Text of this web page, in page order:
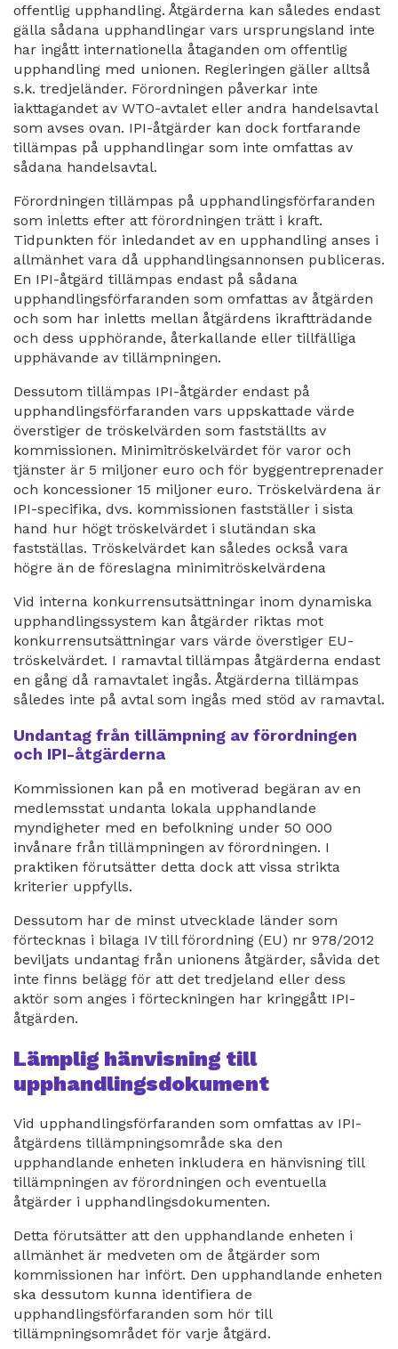
offentlig upphandling. Åtgärderna kan således endast
gälla sådana upphandlingar vars ursprungsland inte
har ingått internationella åtaganden om offentlig
upphandling med unionen. Regleringen gäller alltså
s.k. tredjeländer. Förordningen påverkar inte
iakttagandet av WTO-avtalet eller andra handelsavtal
som avses ovan. IPI-åtgärder kan dock fortfarande
tillämpas på upphandlingar som inte omfattas av
sådana handelsavtal.
Förordningen tillämpas på upphandlingsförfaranden
som inletts efter att förordningen trätt i kraft.
Tidpunkten för inledandet av en upphandling anses i
allmänhet vara då upphandlingsannonsen publiceras.
En IPI-åtgärd tillämpas endast på sådana
upphandlingsförfaranden som omfattas av åtgärden
och som har inletts mellan åtgärdens ikraftträdande
och dess upphörande, återkallande eller tillfälliga
upphävande av tillämpningen.
Dessutom tillämpas IPI-åtgärder endast på
upphandlingsförfaranden vars uppskattade värde
överstiger de tröskelvärden som fastställts av
kommissionen. Minimitröskelvärdet för varor och
tjänster är 5 miljoner euro och för byggentreprenader
och koncessioner 15 miljoner euro. Tröskelvärdena är
IPI-specifika, dvs. kommissionen fastställer i sista
hand hur högt tröskelvärdet i slutändan ska
fastställas. Tröskelvärdet kan således också vara
högre än de föreslagna minimitröskelvärdena
Vid interna konkurrensutsättningar inom dynamiska
upphandlingssystem kan åtgärder riktas mot
konkurrensutsättningar vars värde överstiger EU-
tröskelvärdet. I ramavtal tillämpas åtgärderna endast
en gång då ramavtalet ingås. Åtgärderna tillämpas
således inte på avtal som ingås med stöd av ramavtal.
Undantag från tillämpning av förordningen
och IPI-åtgärderna
Kommissionen kan på en motiverad begäran av en
medlemsstat undanta lokala upphandlande
myndigheter med en befolkning under 50 000
invånare från tillämpningen av förordningen. I
praktiken förutsätter detta dock att vissa strikta
kriterier uppfylls.
Dessutom har de minst utvecklade länder som
förtecknas i bilaga IV till förordning (EU) nr 978/2012
beviljats undantag från unionens åtgärder, såvida det
inte finns belägg för att det tredjeland eller dess
aktör som anges i förteckningen har kringgått IPI-
åtgärden.
Lämplig hänvisning till
upphandlingsdokument
Vid upphandlingsförfaranden som omfattas av IPI-
åtgärdens tillämpningsområde ska den
upphandlande enheten inkludera en hänvisning till
tillämpningen av förordningen och eventuella
åtgärder i upphandlingsdokumenten.
Detta förutsätter att den upphandlande enheten i
allmänhet är medveten om de åtgärder som
kommissionen har infört. Den upphandlande enheten
ska dessutom kunna identifiera de
upphandlingsförfaranden som hör till
tillämpningsområdet för varje åtgärd.